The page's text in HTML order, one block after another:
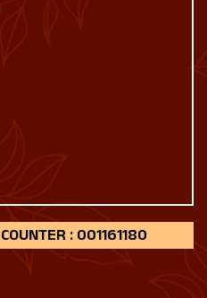
161180